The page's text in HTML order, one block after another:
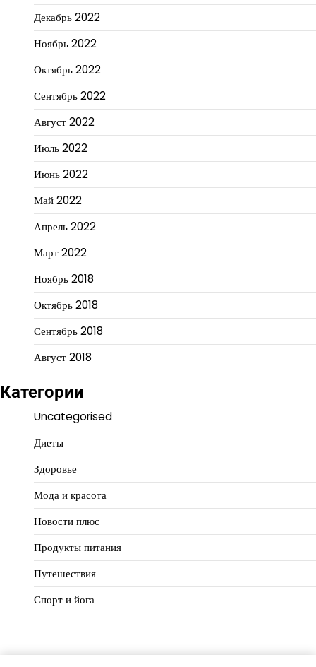
Декабрь 2022
Ноябрь 2022
Октябрь 2022
Сентябрь 2022
Август 2022
Июль 2022
Июнь 2022
Май 2022
Апрель 2022
Март 2022
Ноябрь 2018
Октябрь 2018
Сентябрь 2018
Август 2018
Категории
Uncategorised
Диеты
Здоровье
Мода и красота
Новости плюс
Продукты питания
Путешествия
Спорт и йога